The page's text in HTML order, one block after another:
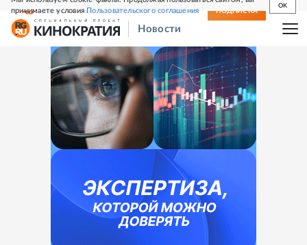
принимаете условияПользовательского соглашения
OK
СВЕЖИЙ НОМЕР ПОДПИСКА
Новости